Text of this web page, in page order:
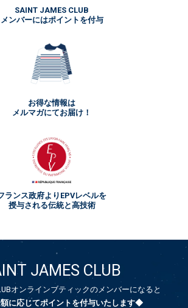
SAINT JAMES CLUB
メンバーにはポイントを付与
お得な情報は
メルマガにてお届け！
ランス政府よりEPVレベルを
授与される伝統と高技術
JAMES CLUB
オンラインブティックのメンバーになると
に応じてポイントを付与いたします◆